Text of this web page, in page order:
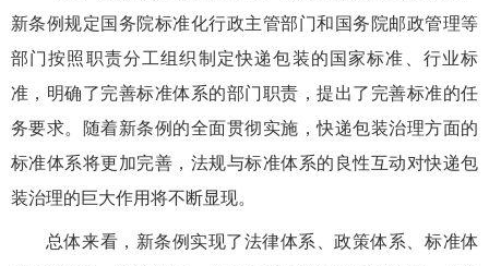
新条例规定国务院标准化行政主管部门和国务院邮政管理等
部门按照职责分工组织制定快递包装的国家标准、行业标
准，明确了完善标准体系的部门职责，提出了完善标准的任
务要求。随着新条例的全面贯彻实施，快递包装治理方面的
标准体系将更加完善，法规与标准体系的良性互动对快递包
装治理的巨大作用将不断显现。
总体来看，新条例实现了法律体系、政策体系、标准体